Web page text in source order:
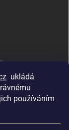
ukládá
používáním
a bylinky